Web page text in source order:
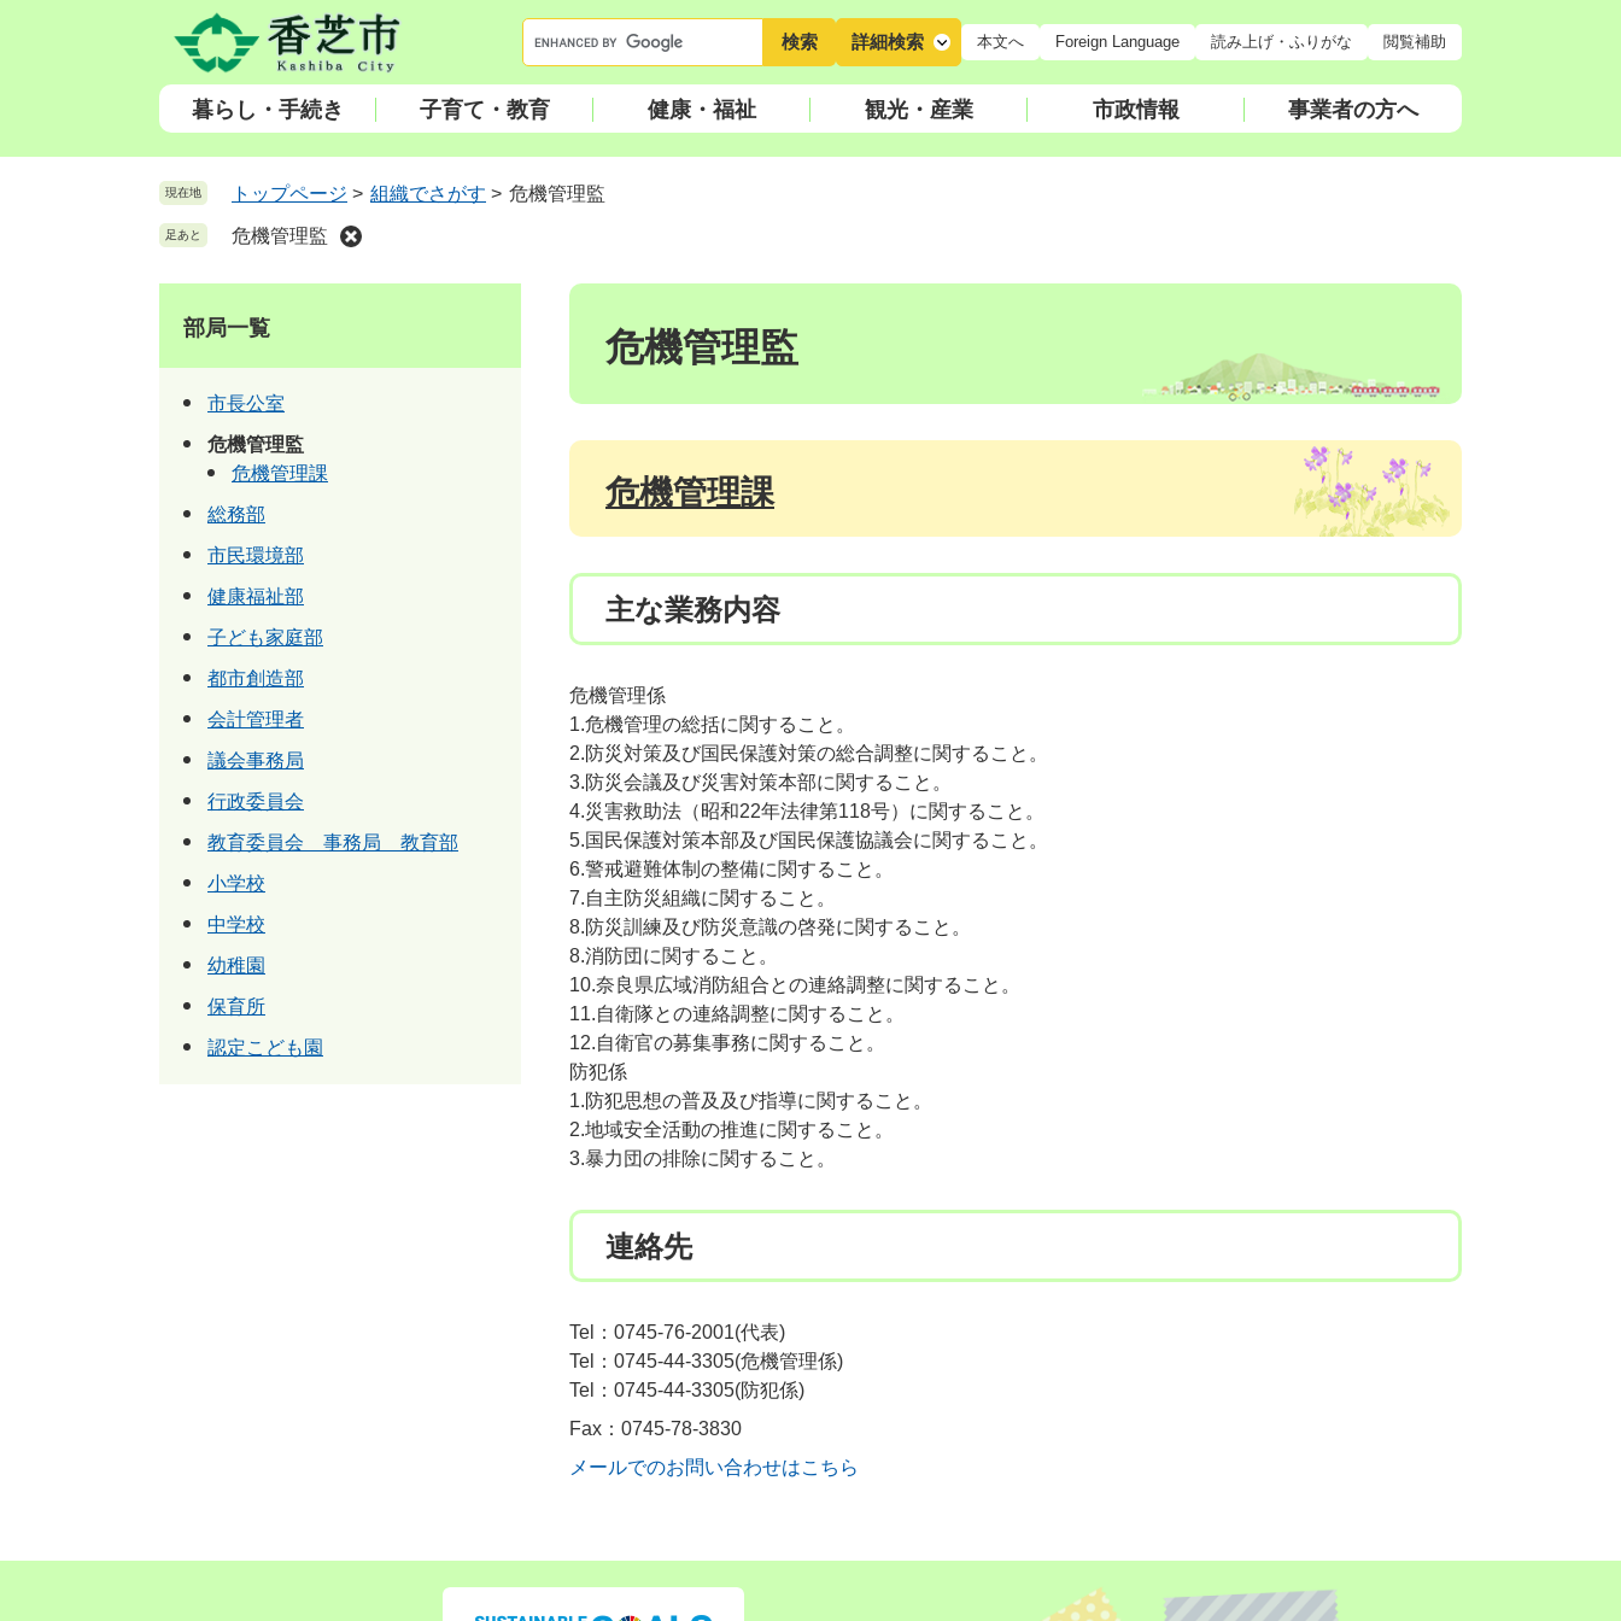
頭
飛
ー
ワ
ー
索
詳細検索 本文へ Foreign Language 読み上げ・ふりがな 閲覧補助
暮らし・手続き 子育て・教育 健康・福祉 観光・産業 市政情報 事業者の方へ
現在地 トップページ > 組織でさがす > 危機管理監
足あと 危機管理監
本
危機管理監
危機管理課
主な業務内容
危機管理係
1.危機管理の総括に関すること。
2.防災対策及び国民保護対策の総合調整に関すること。
3.防災会議及び災害対策本部に関すること。
4.災害救助法（昭和22年法律第118号）に関すること。
5.国民保護対策本部及び国民保護協議会に関すること。
6.警戒避難体制の整備に関すること。
7.自主防災組織に関すること。
8.防災訓練及び防災意識の啓発に関すること。
8.消防団に関すること。
10.奈良県広域消防組合との連絡調整に関すること。
11.自衛隊との連絡調整に関すること。
12.自衛官の募集事務に関すること。
防犯係
1.防犯思想の普及及び指導に関すること。
2.地域安全活動の推進に関すること。
3.暴力団の排除に関すること。
連絡先
Tel：0745-76-2001 代表
Tel：0745-44-3305 危機管理係
Tel：0745-44-3305 防犯係
Fax：0745-78-3830
メールでのお問い合わせはこちら
部局一覧
市長公室
危機管理監
危機管理課
総務部
市民環境部
健康福祉部
子ども家庭部
都市創造部
会計管理者
議会事務局
行政委員会
教育委員会 事務局 教育部
小学校
中学校
幼稚園
保育所
認定こども園